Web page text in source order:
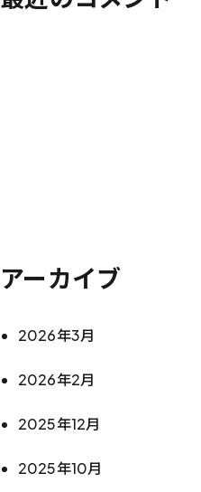
アーカイブ
2026年3月
2026年2月
2025年12月
2025年10月